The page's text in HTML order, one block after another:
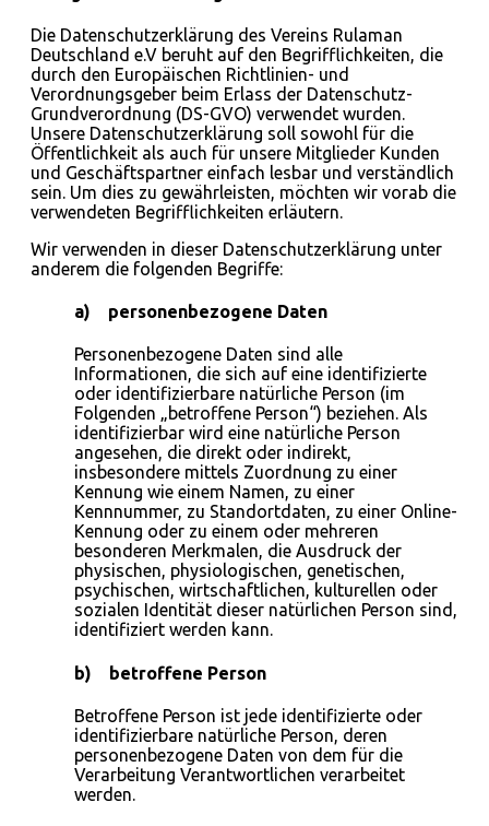
Die Datenschutzerklärung des Vereins Rulaman
Deutschland e.V beruht auf den Begrifflichkeiten, die
durch den Europäischen Richtlinien- und
Verordnungsgeber beim Erlass der Datenschutz-
Grundverordnung (DS-GVO) verwendet wurden.
Unsere Datenschutzerklärung soll sowohl für die
Öffentlichkeit als auch für unsere Mitglieder Kunden
und Geschäftspartner einfach lesbar und verständlich
sein. Um dies zu gewährleisten, möchten wir vorab die
verwendeten Begrifflichkeiten erläutern.
Wir verwenden in dieser Datenschutzerklärung unter
anderem die folgenden Begriffe:
a) personenbezogene Daten
Personenbezogene Daten sind alle
Informationen, die sich auf eine identifizierte
oder identifizierbare natürliche Person (im
Folgenden „betroffene Person“) beziehen. Als
identifizierbar wird eine natürliche Person
angesehen, die direkt oder indirekt,
insbesondere mittels Zuordnung zu einer
Kennung wie einem Namen, zu einer
Kennnummer, zu Standortdaten, zu einer Online-
Kennung oder zu einem oder mehreren
besonderen Merkmalen, die Ausdruck der
physischen, physiologischen, genetischen,
psychischen, wirtschaftlichen, kulturellen oder
sozialen Identität dieser natürlichen Person sind,
identifiziert werden kann.
b) betroffene Person
Betroffene Person ist jede identifizierte oder
identifizierbare natürliche Person, deren
personenbezogene Daten von dem für die
Verarbeitung Verantwortlichen verarbeitet
werden.